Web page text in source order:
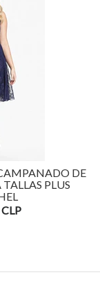
DE
TALLAS PLUS